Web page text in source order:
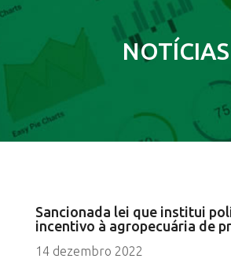
NOTÍCIAS
Sancionada lei que institui
incentivo à agropecuária de
14 dezembro 2022